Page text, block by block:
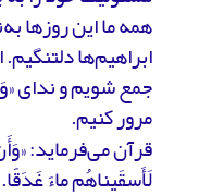
همه ما این روزها
ابراهیم‌ها
جمع شویم و ندای «وَ
مرور کنیم.
قرآن می‌فرماید:
لَأَسقَیناهُم ماءً